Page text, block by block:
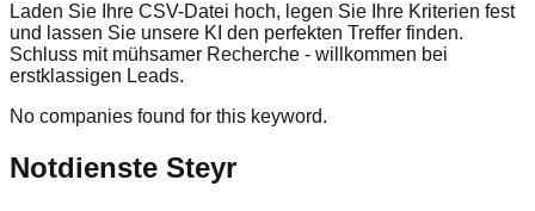
Laden Sie Ihre CSV-Datei hoch, legen Sie Ihre Kriterien fest
und lassen Sie unsere KI den perfekten Treffer finden.
Schluss mit mühsamer Recherche - willkommen bei
erstklassigen Leads.
No companies found for this keyword.
Notdienste Steyr